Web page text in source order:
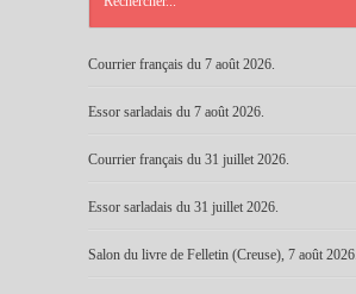
Courrier français du 7 août 2026.
Essor sarladais du 7 août 2026.
Courrier français du 31 juillet 2026.
Essor sarladais du 31 juillet 2026.
Salon du livre de Felletin (Creuse), 7 août 2026.